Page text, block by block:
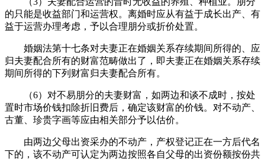
的只能是收益部门和运营权。离婚时应从有益于成长出产、有
益于运营办理考虑，予以合理朋分或折价处置。
婚姻法第十七条对夫妻正在婚姻关系存续期间所得的、应
归夫妻配合所有的财富范畴做出了，即夫妻正在婚姻关系存续
期间所得的下列财富归夫妻配合所有。
（6）对不易朋分的夫妻财富，如两边和谈不成时，按处
置时市场价钱扣除折旧费后，确定该财富的价钱。对不动产、
古董、珍贵字画等应由相关部分予以估价。
由两边父母出资采办的不动产，产权登记正在一方后代名
下的，该不动产可认定为两边按照各自父母的出资份额按份共